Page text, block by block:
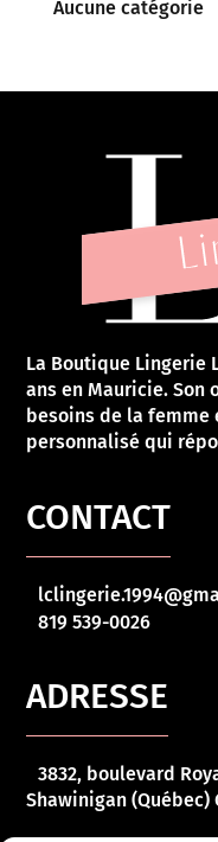
Aucune catégorie
La Boutique Lingerie
ans en Mauricie.
besoins de la
personnalisé qui
CONTACT
819 539-0026
ADRESSE
3832, boulevard
Shawinigan (Québec)